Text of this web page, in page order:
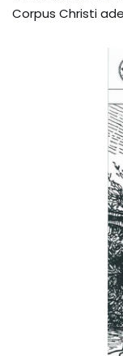
Corpus Christi